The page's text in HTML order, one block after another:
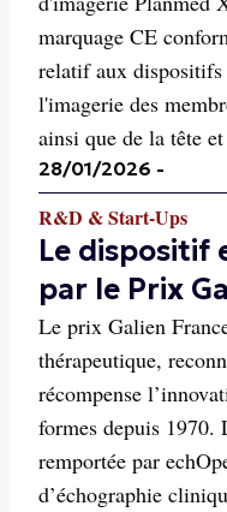
marquage CE
relatif aux
l'imagerie des
ainsi que de la tête
28/01/2026 -
R&D & Start-Ups
Le dispositif
par le Prix
Le prix Galien
thérapeutique,
récompense
formes depuis 1970.
remportée par
d’échographie